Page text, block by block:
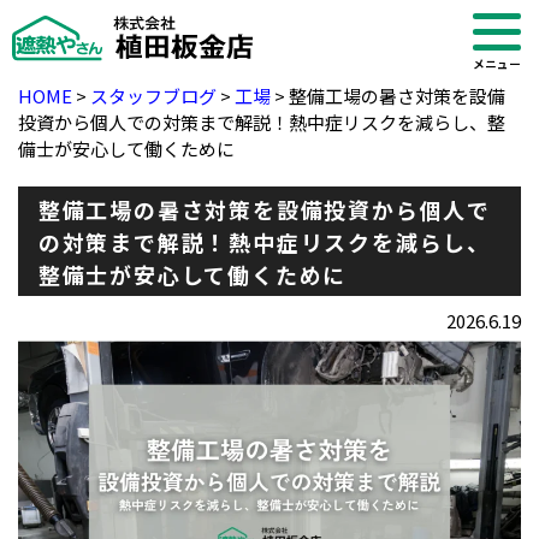
・ブログ
メニュー
HOME > スタッフブログ> 工場>整備工場の暑さ対策を設備
投資から個人での対策まで解説！熱中症リスクを減らし、整
備士が安心して働くために
整備工場の暑さ対策を設備投資から個人で
の対策まで解説！熱中症リスクを減らし、
整備士が安心して働くために
2026.6.19